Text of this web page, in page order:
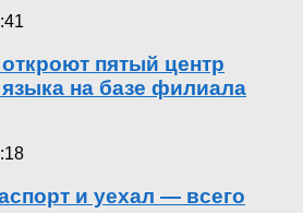
пятый центр
на базе филиала
и уехал — всего